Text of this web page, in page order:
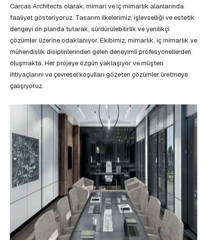
Carcas Architects olarak, mimari ve iç mimarlık alanlarında
faaliyet gösteriyoruz. Tasarım ilkelerimiz, işlevselliği ve estetik
dengeyi ön planda tutarak, sürdürülebilirlik ve yenilikçi
çözümler üzerine odaklanıyor. Ekibimiz, mimarlık, iç mimarlık ve
mühendislik disiplinlerinden gelen deneyimli profesyonellerden
oluşmakta. Her projeye özgün yaklaşıyor ve müşteri
ihtiyaçlarını ve çevresel koşulları gözeten çözümler üretmeye
çalışıyoruz.